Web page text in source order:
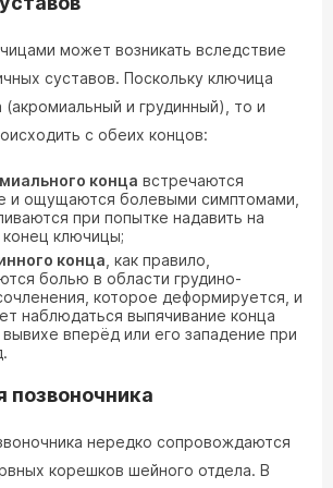
может возникать вследствие
суставов. Поскольку ключица
и грудинный), то и
с обеих концов:
конца встречаются
и ощущаются болевыми симптомами,
при попытке надавить на
ключицы;
конца , как правило,
болью в области грудино-
которое деформируется, и
наблюдаться выпячивание конца
вперёд или его западение при
позвоночника
нередко сопровождаются
корешков шейного отдела. В